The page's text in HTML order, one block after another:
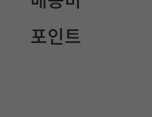
포인트